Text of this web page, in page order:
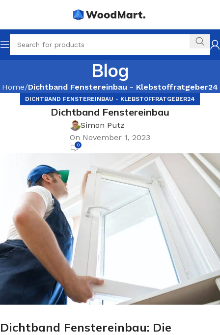
Blog
Home Dichtband Fenstereinbau - Klebstoffratgeber24
DICHTBAND FENSTEREINBAU - KLEBSTOFFRATGEBER24
Dichtband Fenstereinbau
Simon Putz
On November 1, 2023
0
Dichtband Fenstereinbau: Die